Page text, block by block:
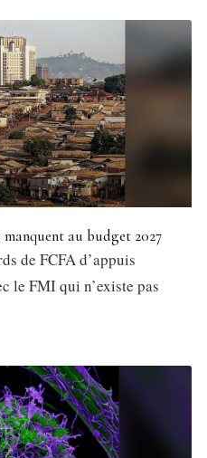
au budget 2027
de FCFA d’appuis
le FMI qui n’existe pas